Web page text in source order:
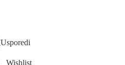
Usporedi
Wishlist